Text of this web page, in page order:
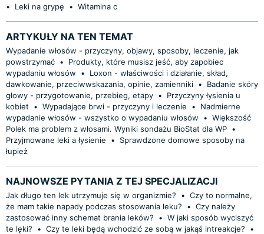
•
Leki na grypę • Witamina c
ARTYKUŁY NA TEN TEMAT
Wypadanie włosów - przyczyny, objawy, sposoby, leczenie, jak
powstrzymać •
Produkty, które musisz jeść, aby zapobiec
wypadaniu włosów
•
Loxon - właściwości i działanie, skład,
dawkowanie, przeciwwskazania, opinie, zamienniki •
Badanie skóry
głowy - przygotowanie, przebieg, etapy •
Przyczyny łysienia u
kobiet
• Wypadające brwi - przyczyny i leczenie •
Nadmierne
wypadanie włosów - wszystko o wypadaniu włosów
• Większość
Polek ma problem z włosami. Wyniki sondażu BioStat dla WP •
Przyjmowane leki a łysienie
•
Sprawdzone domowe sposoby na
łupież
NAJNOWSZE PYTANIA Z TEJ SPECJALIZACJI
Jak długo ten lek utrzymuje się w organizmie? • Czy to normalne,
że mam takie napady podczas stosowania leku?
• Czy należy
zastosować inny schemat brania leków?
• W jaki sposób wyciszyć
te lęki?
• Czy te leki będą wchodzić ze sobą w jakąś intreakcje?
•